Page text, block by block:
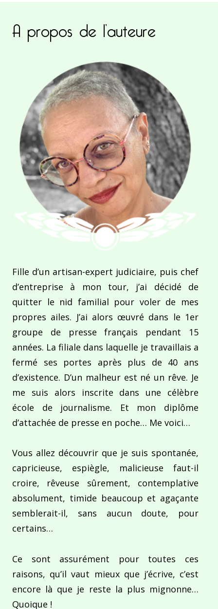
A propos de l’auteure
Fille d’un artisan-expert judiciaire, puis chef
d’entreprise à mon tour, j’ai décidé de
quitter le nid familial pour voler de mes
propres ailes. J’ai alors œuvré dans le 1er
groupe de presse français pendant 15
années. La filiale dans laquelle je travaillais a
fermé ses portes après plus de 40 ans
d’existence. D’un malheur est né un rêve. Je
me suis alors inscrite dans une célèbre
école de journalisme. Et mon diplôme
d’attachée de presse en poche… Me voici…
Vous allez découvrir que je suis spontanée,
capricieuse, espiègle, malicieuse faut-il
croire, rêveuse sûrement, contemplative
absolument, timide beaucoup et agaçante
semblerait-il, sans aucun doute, pour
certains…
Ce sont assurément pour toutes ces
raisons, qu’il vaut mieux que j’écrive, c’est
encore là que je reste la plus mignonne…
Quoique !